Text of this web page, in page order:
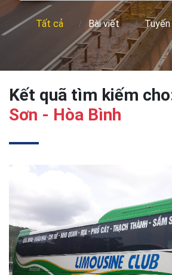
Tất cả Bài viết
Kết quã tìm kiếm
Sơn - Hòa Bình